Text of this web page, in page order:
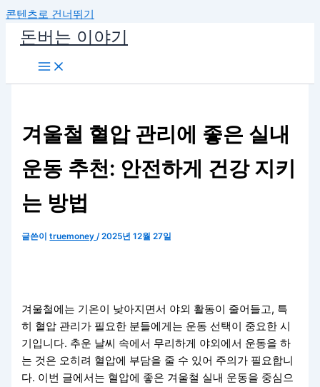
콘텐츠로 건너뛰기
돈버는 이야기
겨울철 혈압 관리에 좋은 실내
운동 추천: 안전하게 건강 지키
는 방법
글쓴이truemoney/2025년 12월 27일
겨울철에는 기온이 낮아지면서 야외 활동이 줄어들고, 특
히 혈압 관리가 필요한 분들에게는 운동 선택이 중요한 시
기입니다. 추운 날씨 속에서 무리하게 야외에서 운동을 하
는 것은 오히려 혈압에 부담을 줄 수 있어 주의가 필요합니
다. 이번 글에서는 혈압에 좋은 겨울철 실내 운동을 중심으